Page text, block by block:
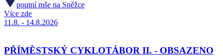
poutní mše na Sněžce
Více zde
11.8. - 14.8.2026
PŘÍMĚSTSKÝ CYKLOTÁBOR II. - OBSAZENO